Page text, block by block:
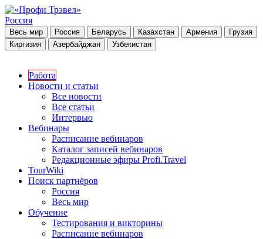
Россия
Весь мир Россия Беларусь Казахстан Армения
Грузия
Киргизия
Азербайджан Узбекистан
Работа
Новости и статьи
Все новости
Все статьи
Интервью
Вебинары
Расписание вебинаров
Каталог записей вебинаров
Редакционные эфиры Profi.Travel
TourWiki
Поиск партнёров
Россия
Весь мир
Обучение
Тестирования и викторины
Расписание вебинаров